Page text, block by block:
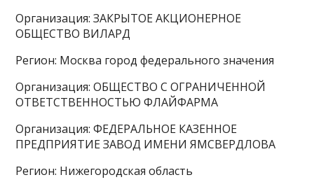
Организация: ЗАКРЫТОЕ АКЦИОНЕРНОЕ
ОБЩЕСТВО ВИЛАРД
Регион: Москва город федерального значения
Организация: ОБЩЕСТВО С ОГРАНИЧЕННОЙ
ОТВЕТСТВЕННОСТЬЮ ФЛАЙФАРМА
Организация: ФЕДЕРАЛЬНОЕ КАЗЕННОЕ
ПРЕДПРИЯТИЕ ЗАВОД ИМЕНИ ЯМСВЕРДЛОВА
Регион: Нижегородская область